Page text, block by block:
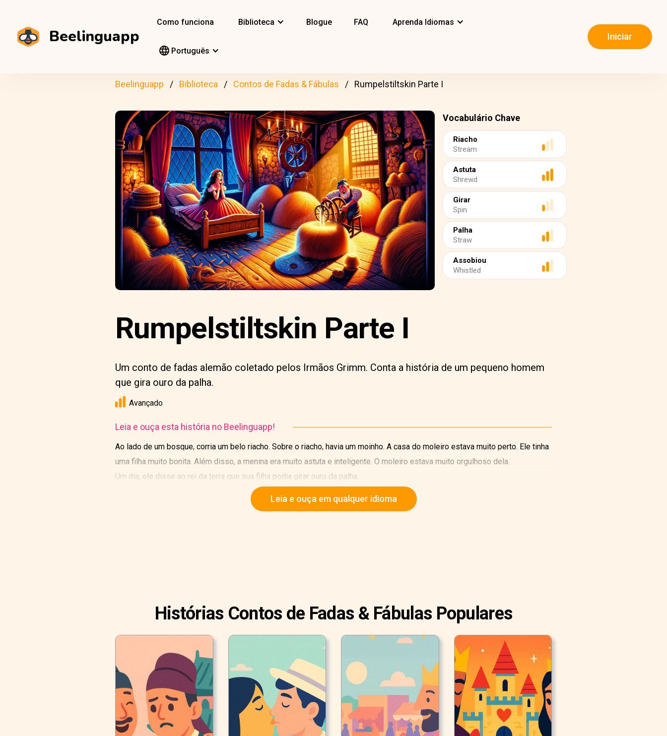
Beelinguapp
Como funciona Biblioteca Blogue FAQ Aprenda Idiomas
Português
Iniciar
Beelinguapp Biblioteca Contos de Fadas & Fábulas Rumpelstiltskin Parte I
Vocabulário Chave
Riacho
Stream
Astuta
Shrewd
Girar
Spin
Palha
Straw
Assobiou
Whistled
Rumpelstiltskin Parte I
Um conto de fadas alemão coletado pelos Irmãos Grimm. Conta a história de um pequeno homem
que gira ouro da palha.
Avançado
Leia e ouça esta história no Beelinguapp!
Ao lado de um bosque, corria um belo riacho. Sobre o riacho, havia um moinho. A casa do moleiro estava muito perto. Ele tinha
uma filha muito bonita. Além disso, a menina era muito astuta e inteligente. O moleiro estava muito orgulhoso dela.
Um dia, ele disse ao rei da terra que sua filha podia girar ouro da palha.
Leia e ouça em qualquer idioma
Histórias Contos de Fadas & Fábulas Populares